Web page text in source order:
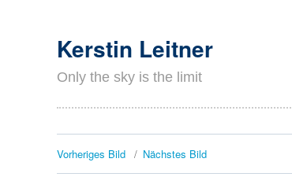
Kerstin Leitner
Only the sky is the limit
Vorheriges Bild Nächstes Bild